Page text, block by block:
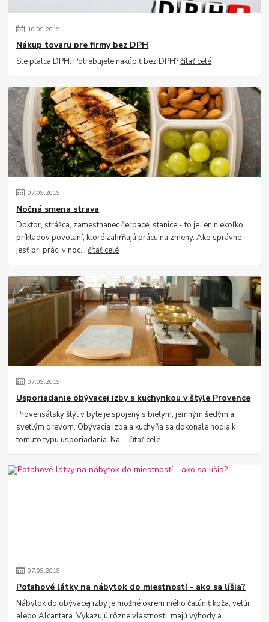
10.09.2019
Nákup tovaru pre firmy bez DPH
Ste platca DPH. Potrebujete nakúpiť bez DPH?čítať celé
07.09.2019
Nočná smena strava
Doktor, strážca, zamestnanec čerpacej stanice - to je len niekoľko
príkladov povolaní, ktoré zahŕňajú prácu na zmeny. Ako správne
jesť pri práci v noc...čítať celé
07.09.2019
Usporiadanie obývacej izby s kuchynkou v štýle Provence
Provensálsky štýl v byte je spojený s bielym, jemným šedým a
svetlým drevom. Obývacia izba a kuchyňa sa dokonale hodia k
tomuto typu usporiadania. Na ...čítať celé
07.09.2019
Poťahové látky na nábytok do miestností - ako sa líšia?
Nábytok do obývacej izby je možné okrem iného čalúniť koža, velúr
alebo Alcantara. Vykazujú rôzne vlastnosti, majú výhody a